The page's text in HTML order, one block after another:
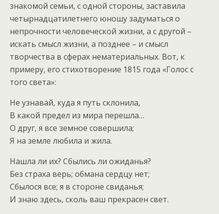
знакомой семьи, с одной стороны, заставила
четырнадцатилетнего юношу задуматься о
непрочности человеческой жизни, а с другой –
искать смысл жизни, а позднее – и смысл
творчества в сферах нематериальных. Вот, к
примеру, его стихотворение 1815 года «Голос с
того света»:
Не узнавай, куда я путь склонила,
В какой предел из мира перешла…
О друг, я все земное совершила;
Я на земле любила и жила.
Нашла ли их? Сбылись ли ожиданья?
Без страха верь; обмана сердцу нет;
Сбылося все; я в стороне свиданья;
И знаю здесь, сколь ваш прекрасен свет.